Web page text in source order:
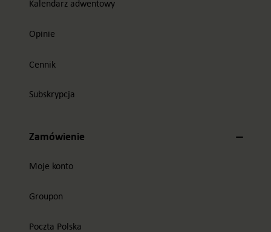
Kalendarz adwentowy
Opinie
Cennik
Subskrypcja
Zamówienie
Moje konto
Groupon
Poczta Polska